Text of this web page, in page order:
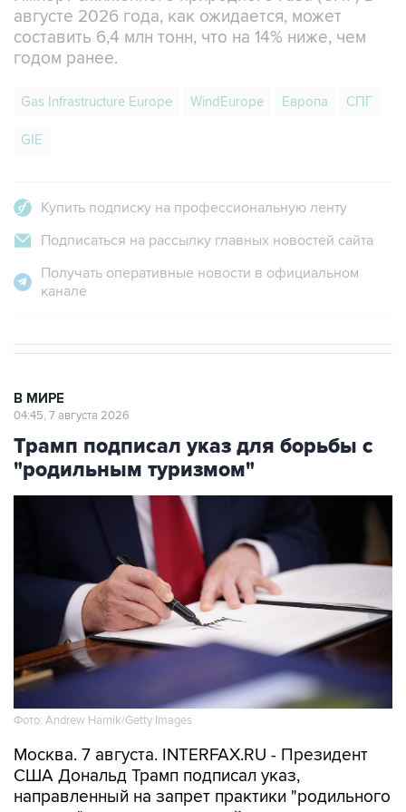
августе 2026 года, как ожидается, может
составить 6,4 млн тонн, что на 14% ниже, чем
годом ранее.
Gas Infrastructure Europe WindEurope Европа СПГ
GIE
Купить подписку на профессиональную ленту
Подписаться на рассылку главных новостей сайта
Получать оперативные новости в официальном
канале
В МИРЕ
04:45, 7 августа 2026
Трамп подписал указ для борьбы с
"родильным туризмом"
Фото: Andrew Harnik/Getty Images
Москва. 7 августа. INTERFAX.RU - Президент
США Дональд Трамп подписал указ,
направленный на запрет практики "родильного